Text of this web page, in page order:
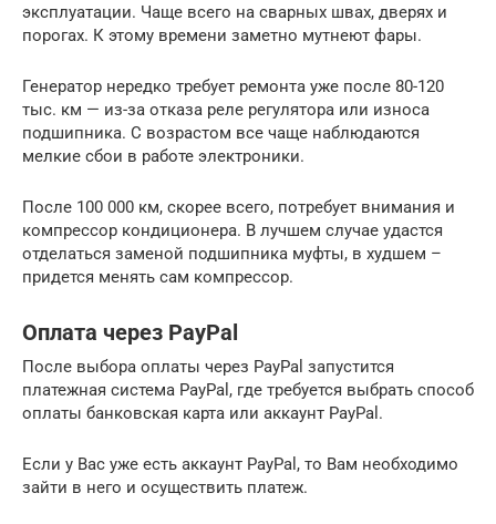
эксплуатации. Чаще всего на сварных швах, дверях и
порогах. К этому времени заметно мутнеют фары.
Генератор нередко требует ремонта уже после 80-120
тыс. км — из-за отказа реле регулятора или износа
подшипника. С возрастом все чаще наблюдаются
мелкие сбои в работе электроники.
После 100 000 км, скорее всего, потребует внимания и
компрессор кондиционера. В лучшем случае удастся
отделаться заменой подшипника муфты, в худшем –
придется менять сам компрессор.
Оплата через PayPal
После выбора оплаты через PayPal запустится
платежная система PayPal, где требуется выбрать способ
оплаты банковская карта или аккаунт PayPal.
Если у Вас уже есть аккаунт PayPal, то Вам необходимо
зайти в него и осуществить платеж.